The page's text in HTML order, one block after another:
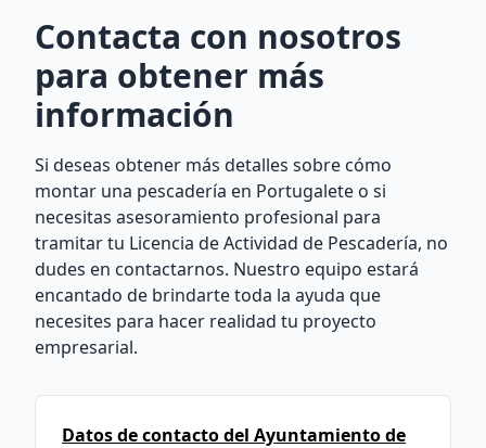
Contacta con nosotros
para obtener más
información
Si deseas obtener más detalles sobre cómo
montar una pescadería en Portugalete o si
necesitas asesoramiento profesional para
tramitar tu Licencia de Actividad de Pescadería, no
dudes en contactarnos. Nuestro equipo estará
encantado de brindarte toda la ayuda que
necesites para hacer realidad tu proyecto
empresarial.
Datos de contacto del Ayuntamiento de